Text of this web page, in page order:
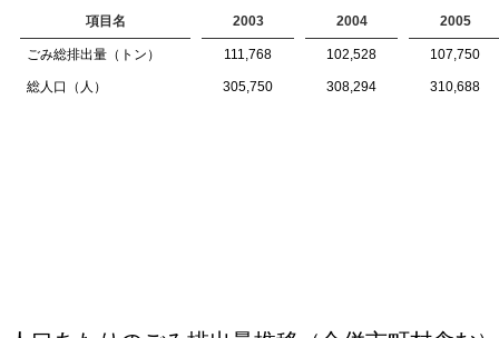
項目名 2003 2004 2005
ごみ総排出量（トン） 111,768 102,528 107,750
総人口（人） 305,750 308,294 310,688